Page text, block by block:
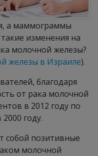
а маммограммы
изменения на
молочной железы?
железы в Израиле).
благодаря
от рака молочной
в 2012 году по
году.
собой позитивные
молочной